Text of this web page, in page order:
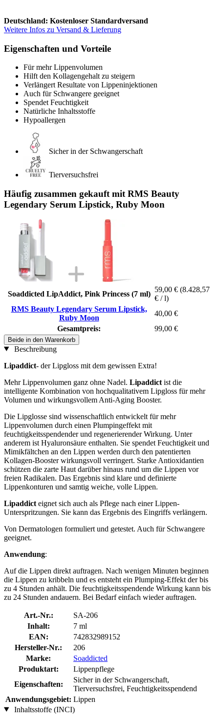
Deutschland: Kostenloser Standardversand
Weitere Infos zu Versand & Lieferung
Eigenschaften und Vorteile
Für mehr Lippenvolumen
Hilft den Kollagengehalt zu steigern
Verlängert Resultate von Lippeninjektionen
Auch für Schwangere geeignet
Spendet Feuchtigkeit
Natürliche Inhaltsstoffe
Hypoallergen
Sicher in der Schwangerschaft
Tierversuchsfrei
Häufig zusammen gekauft mit RMS Beauty
Legendary Serum Lipstick, Ruby Moon
Soaddicted LipAddict, Pink Princess (7 ml)
59,00 € (8.428,57
€ / l)
RMS Beauty Legendary Serum Lipstick,
Ruby Moon
40,00 €
Gesamtpreis:
99,00 €
Beide in den Warenkorb
Beschreibung
Lipaddict- der Lipgloss mit dem gewissen Extra!
Mehr Lippenvolumen ganz ohne Nadel. Lipaddict ist die
intelligente Kombination von hochqualitativem Lipgloss für mehr
Volumen und wirkungsvollem Anti-Aging Booster.
Die Lipglosse sind wissenschaftlich entwickelt für mehr
Lippenvolumen durch einen Plumpingeffekt mit
feuchtigkeitsspendender und regenerierender Wirkung. Unter
anderem ist Hyaluronsäure enthalten. Sie spendet Feuchtigkeit und
Mimikfältchen an den Lippen werden durch den patentierten
Kollagen-Booster wirkungsvoll verringert. Starke Antioxidantien
schützen die zarte Haut darüber hinaus rund um die Lippen vor
freien Radikalen. Das Ergebnis sind klare und definierte
Lippenkonturen und samtig weiche, volle Lippen.
Lipaddict eignet sich auch als Pflege nach einer Lippen-
Unterspritzungen. Sie kann das Ergebnis des Eingriffs verlängern.
Von Dermatologen formuliert und getestet. Auch für Schwangere
geeignet.
Anwendung:
Auf die Lippen direkt auftragen. Nach wenigen Minuten beginnen
die Lippen zu kribbeln und es entsteht ein Plumping-Effekt der bis
zu 4 Stunden anhält. Die feuchtigkeitsspendende Wirkung kann bis
zu 24 Stunden andauern. Bei Bedarf einfach wieder auftragen.
Art.-Nr.:
SA-206
Inhalt:
7 ml
EAN:
742832989152
Hersteller-Nr.:
206
Marke:
Soaddicted
Produktart:
Lippenpflege
Eigenschaften:
Sicher in der Schwangerschaft,
Tierversuchsfrei, Feuchtigkeitsspendend
Anwendungsgebiet: Lippen
Inhaltsstoffe (INCI)